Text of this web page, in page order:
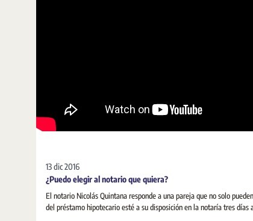
13 dic 2016
¿Puedo elegir al notario que quiera?
El notario Nicolás Quintana responde a una pareja que no solo
del préstamo hipotecario esté a su disposición en la notaría tres días